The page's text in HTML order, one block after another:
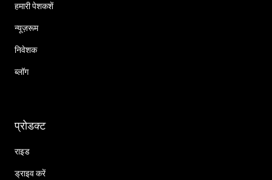
हमारी पेशकशें
न्यूज़रूम
निवेशक
ब्लॉग
प्रोडक्ट
राइड
ड्राइव करें